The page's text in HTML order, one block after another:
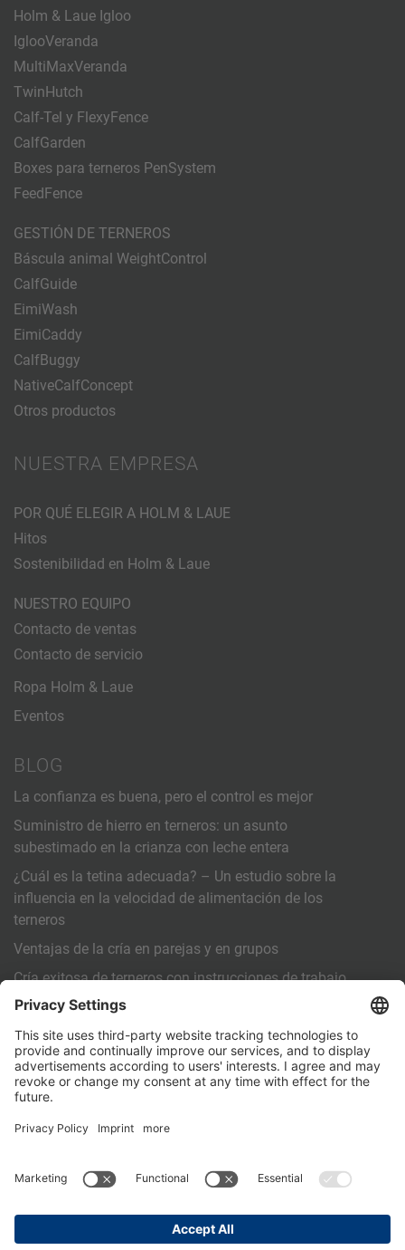
Holm & Laue Igloo
IglooVeranda
MultiMaxVeranda
TwinHutch
Calf-Tel y FlexyFence
CalfGarden
Boxes para terneros PenSystem
FeedFence
GESTIÓN DE TERNEROS
Báscula animal WeightControl
CalfGuide
EimiWash
EimiCaddy
CalfBuggy
NativeCalfConcept
Otros productos
NUESTRA EMPRESA
POR QUÉ ELEGIR A HOLM & LAUE
Hitos
Sostenibilidad en Holm & Laue
NUESTRO EQUIPO
Contacto de ventas
Contacto de servicio
Ropa Holm & Laue
Eventos
BLOG
La confianza es buena, pero el control es mejor
Suministro de hierro en terneros: un asunto
subestimado en la crianza con leche entera
¿Cuál es la tetina adecuada? – Un estudio sobre la
influencia en la velocidad de alimentación de los
terneros
Ventajas de la cría en parejas y en grupos
Cría exitosa de terneros con instrucciones de trabajo
estandarizadas (SOP)
OTROS
Contacto
Aviso legal